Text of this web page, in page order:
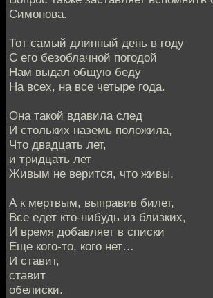
Симонова.
Тот самый длинный день в году
С его безоблачной погодой
Нам выдал общую беду
На всех, на все четыре года.
Она такой вдавила след
И стольких наземь положила,
Что двадцать лет,
и тридцать лет
Живым не верится, что живы.
А к мертвым, выправив билет,
Все едет кто-нибудь из близких,
И время добавляет в списки
Еще кого-то, кого нет…
И ставит,
ставит
обелиски.